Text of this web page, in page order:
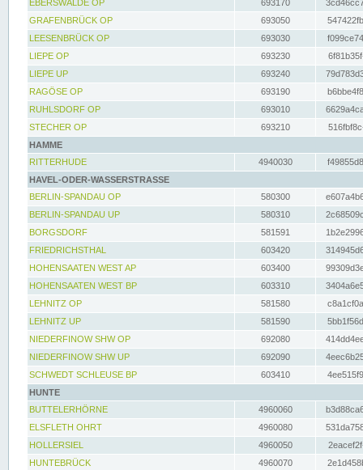
EBERSWALDE OP
693170
GRAFENBRÜCK OP
693050
LEESENBRÜCK OP
693030
LIEPE OP
693230
LIEPE UP
693240
RAGÖSE OP
693190
RUHLSDORF OP
693010
STECHER OP
693210
HAMME
RITTERHUDE
4940030
HAVEL-ODER-WASSERSTRASSE
BERLIN-SPANDAU OP
580300
BERLIN-SPANDAU UP
580310
BORGSDORF
581591
FRIEDRICHSTHAL
603420
HOHENSAATEN WEST AP
603400
HOHENSAATEN WEST BP
603310
LEHNITZ OP
581580
LEHNITZ UP
581590
NIEDERFINOW SHW OP
692080
NIEDERFINOW SHW UP
692090
SCHWEDT SCHLEUSE BP
603410
HUNTE
BUTTELERHÖRNE
4960060
ELSFLETH OHRT
4960080
HOLLERSIEL
4960050
HUNTEBRÜCK
4960070